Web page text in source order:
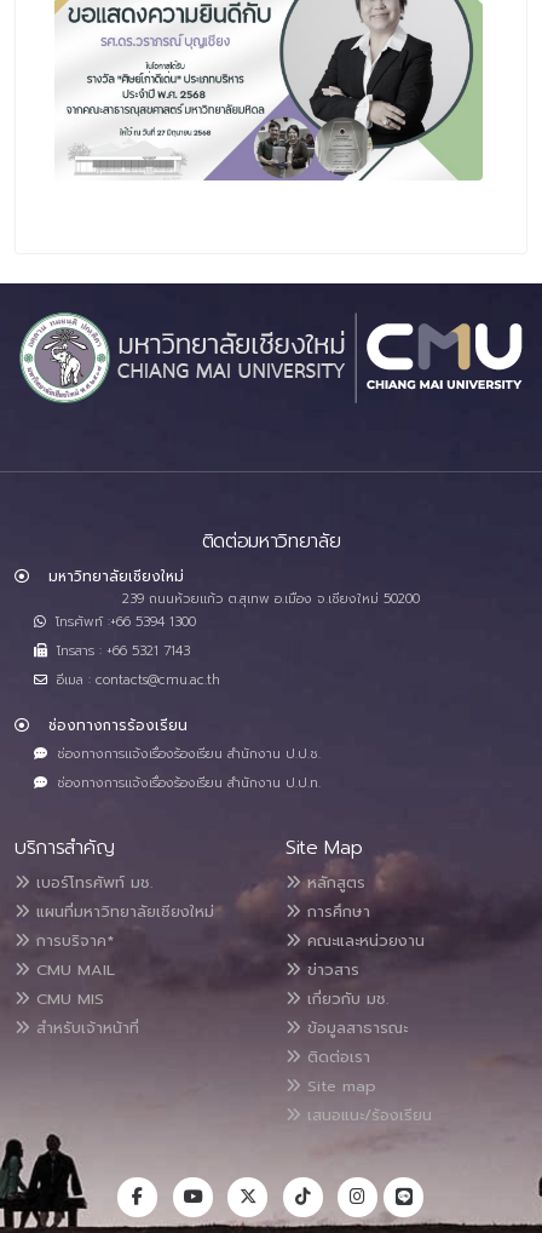
ติดต่อมหาวิทยาลัย
มหาวิทยาลัยเชียงใหม่
239 ถนนห้วยแก้ว ต.สุเทพ อ.เมือง จ.เชียงใหม่ 50200
โทรศัพท์ :+66 5394 1300
โทรสาร : +66 5321 7143
อีเมล : contacts@cmu.ac.th
ช่องทางการร้องเรียน
ช่องทางการแจ้งเรื่องร้องเรียน สำนักงาน ป.ป.ช.
ช่องทางการแจ้งเรื่องร้องเรียน สำนักงาน ป.ป.ท.
บริการสำคัญ
เบอร์โทรศัพท์ มช.
แผนที่มหาวิทยาลัยเชียงใหม่
การบริจาค*
CMU MAIL
CMU MIS
สำหรับเจ้าหน้าที่
Site Map
หลักสูตร
การศึกษา
คณะและหน่วยงาน
ข่าวสาร
เกี่ยวกับ มช.
ข้อมูลสาธารณะ
ติดต่อเรา
Site map
เสนอแนะ/ร้องเรียน